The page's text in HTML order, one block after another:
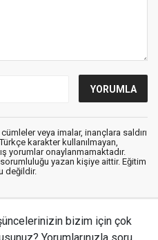
veya imalar, inançlara saldırı
karakter kullanılmayan,
yorumlar onaylanmamaktadır.
yazan kişiye aittir. Eğitim
değildir.
bizim için çok